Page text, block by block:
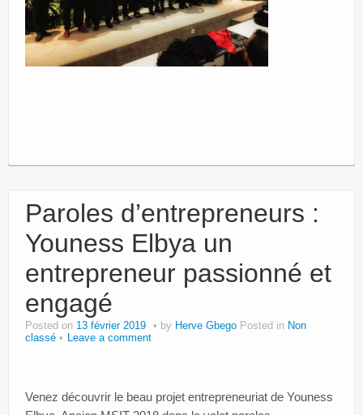
Paroles d’entrepreneurs :
Youness Elbya un
entrepreneur passionné et
engagé
Posted on 13 février 2019 by Herve Gbego Posted in Non
classé
Leave a comment
Venez découvrir le beau projet entrepreneuriat de Youness